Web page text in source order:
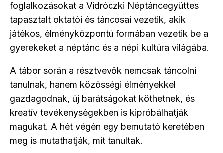
foglalkozásokat a Vidróczki Néptáncegyüttes
tapasztalt oktatói és táncosai vezetik, akik
játékos, élményközpontú formában vezetik be a
gyerekeket a néptánc és a népi kultúra világába.
A tábor során a résztvevők nemcsak táncolni
tanulnak, hanem közösségi élményekkel
gazdagodnak, új barátságokat köthetnek, és
kreatív tevékenységekben is kipróbálhatják
magukat. A hét végén egy bemutató keretében
meg is mutathatják, mit tanultak.